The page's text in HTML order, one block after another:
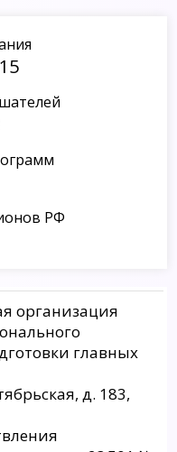
РФ
организация
главных
д. 183,